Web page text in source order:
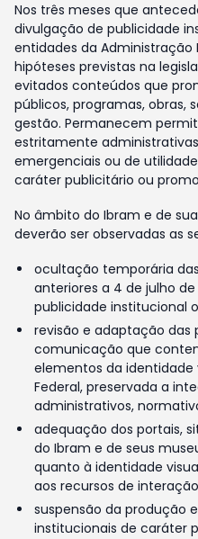
Nos três meses que
divulgação de publicidade
entidades da Administração
hipóteses previstas na
evitados conteúdos que
públicos, programas, obras,
gestão. Permanecem
estritamente
emergenciais ou de
caráter publicitário ou
No âmbito do Ibram e de
deverão ser observadas as
ocultação temporária
anteriores a 4 de julho
publicidade institucional
revisão e adaptação das
comunicação que
elementos da identidade
Federal, preservada a
administrativos,
adequação dos portais,
do Ibram e de seus
quanto à identidade
aos recursos de
suspensão da produção
institucionais de caráter